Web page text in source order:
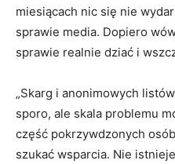
miesiącach nic się nie
sprawie media. Dopiero
sprawie realnie dziać i
„Skarg i anonimowych
sporo, ale skala problemu
część pokrzywdzonych
szukać wsparcia. Nie